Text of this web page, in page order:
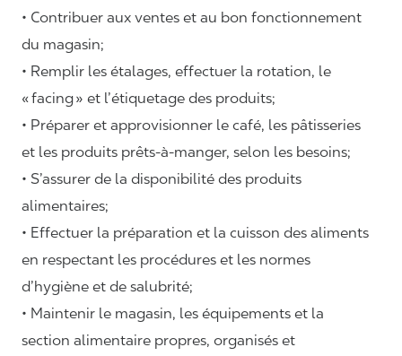
• Contribuer aux ventes et au bon fonctionnement
du magasin;
• Remplir les étalages, effectuer la rotation, le
«facing» et l’étiquetage des produits;
• Préparer et approvisionner le café, les pâtisseries
et les produits prêts-à-manger, selon les besoins;
• S’assurer de la disponibilité des produits
alimentaires;
• Effectuer la préparation et la cuisson des aliments
en respectant les procédures et les normes
d’hygiène et de salubrité;
• Maintenir le magasin, les équipements et la
section alimentaire propres, organisés et